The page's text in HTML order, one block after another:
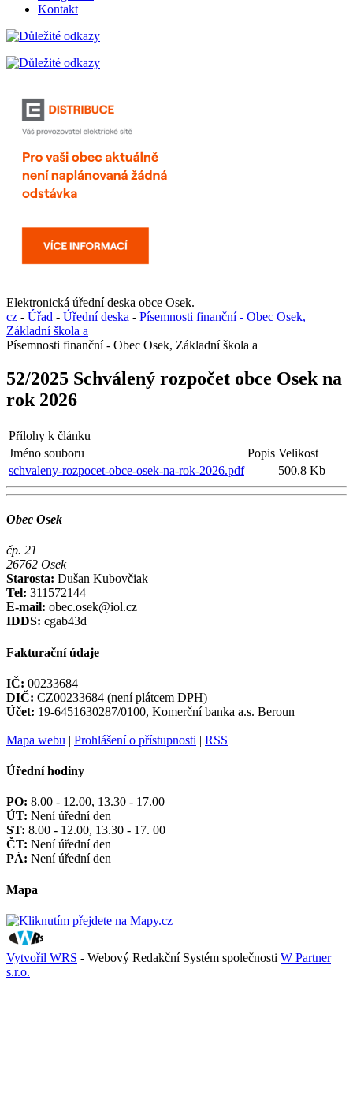
Kontakt
Elektronická úřední deska obce Osek.
cz - Úřad - Úřední deska - Písemnosti finanční - Obec Osek,
Základní škola a
Písemnosti finanční - Obec Osek, Základní škola a
52/2025 Schválený rozpočet obce Osek na
rok 2026
Přílohy k článku
Jméno souboru
Popis Velikost
schvaleny-rozpocet-obce-osek-na-rok-2026.pdf
500.8 Kb
Obec Osek
čp. 21
26762 Osek
Starosta: Dušan Kubovčiak
Tel: 311572144
E-mail: obec.osek@iol.cz
IDDS: cgab43d
Fakturační údaje
IČ: 00233684
DIČ: CZ00233684 (není plátcem DPH)
Účet: 19-6451630287/0100, Komerční banka a.s. Beroun
Mapa webu | Prohlášení o přístupnosti | RSS
Úřední hodiny
PO: 8.00 - 12.00, 13.30 - 17.00
ÚT: Není úřední den
ST: 8.00 - 12.00, 13.30 - 17. 00
ČT: Není úřední den
PÁ: Není úřední den
Mapa
Vytvořil WRS - Webový Redakční Systém společnosti W Partner
s.r.o.